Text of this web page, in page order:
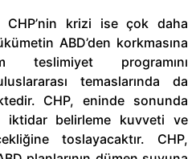
krizi ise çok daha
ABD’den korkmasına
teslimiyet programını
temaslarında da
CHP, eninde sonunda
iktidar belirleme kuvveti ve
toslayacaktır. CHP,